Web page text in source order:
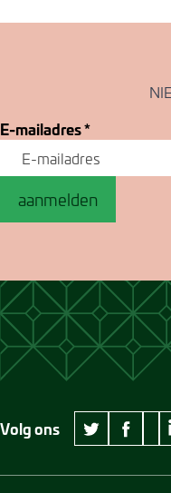
E-mailadres*
aanmelden
Volg ons
twitter